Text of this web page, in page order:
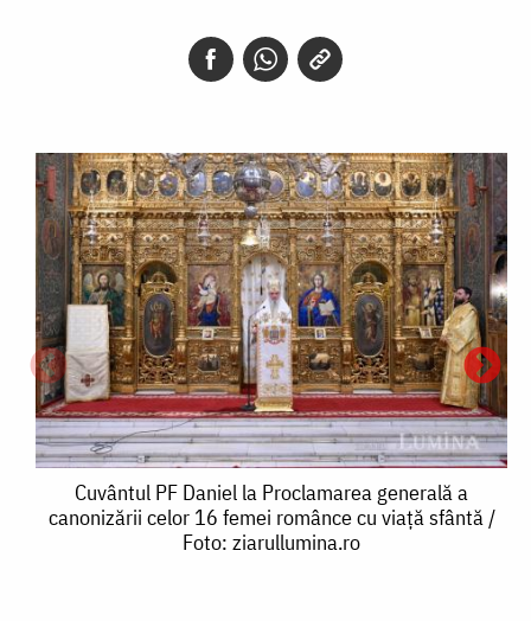
Cuvântul
PF
Cuvântul PF Daniel la Proclamarea generală a
canonizării celor 16 femei românce cu viață sfântă /
Foto: ziarullumina.ro